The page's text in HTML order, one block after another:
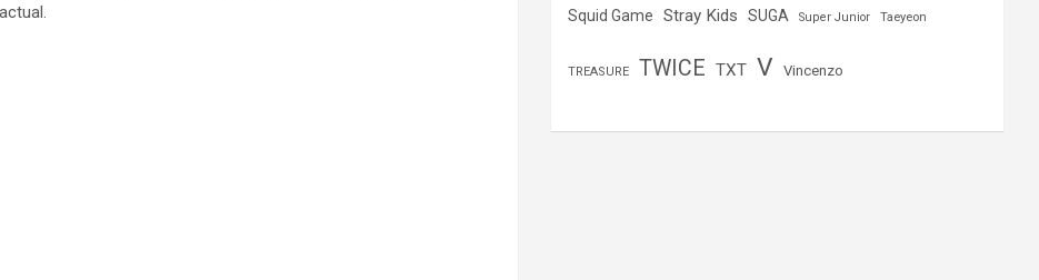
Squid Game Stray Kids SUGA Super Junior Taeyeon
TREASURE TWICE TXT V Vincenzo